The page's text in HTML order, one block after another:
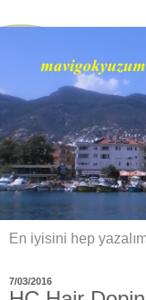
En iyisini hep
7/03/2016